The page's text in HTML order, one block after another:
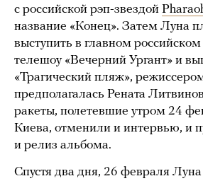
с российской рэп-звездой
название «Конец». Затем Луна
выступить в главном
телешоу «Вечерний Ургант» и
«Трагический пляж»,
предполагалась Рената
ракеты, полетевшие утром 24
Киева, отменили и интервью, и
и релиз альбома.
Спустя два дня, 26 февраля